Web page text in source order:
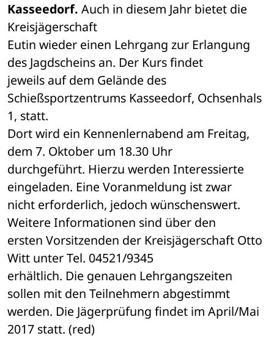
Kasseedorf. Auch in diesem Jahr bietet die
Kreisjägerschaft
Eutin wieder einen Lehrgang zur Erlangung
des Jagdscheins an. Der Kurs findet
jeweils auf dem Gelände des
Schießsportzentrums Kasseedorf, Ochsenhals
1, statt.
Dort wird ein Kennenlernabend am Freitag,
dem 7. Oktober um 18.30 Uhr
durchgeführt. Hierzu werden Interessierte
eingeladen. Eine Voranmeldung ist zwar
nicht erforderlich, jedoch wünschenswert.
Weitere Informationen sind über den
ersten Vorsitzenden der Kreisjägerschaft Otto
Witt unter Tel. 04521/9345
erhältlich. Die genauen Lehrgangszeiten
sollen mit den Teilnehmern abgestimmt
werden. Die Jägerprüfung findet im April/Mai
2017 statt. (red)